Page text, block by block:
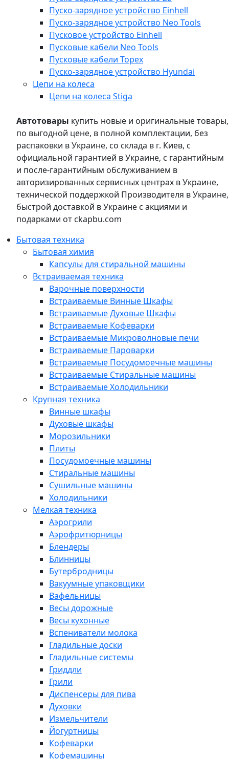
Пуско-зарядное устройство Einhell
Пуско-зарядное устройство Neo Tools
Пусковое устройство Einhell
Пусковые кабели Neo Tools
Пусковые кабели Topex
Пуско-зарядное устройство Hyundai
Цепи на колеса
Цепи на колеса Stiga
Автотовары купить новые и оригинальные товары,
по выгодной цене, в полной комплектации, без
распаковки в Украине, со склада в г. Киев, с
официальной гарантией в Украине, с гарантийным
и после-гарантийным обслуживанием в
авторизированных сервисных центрах в Украине,
технической поддержкой Производителя в Украине,
быстрой доставкой в Украине с акциями и
подарками от ckapbu.com
Бытовая техника
Бытовая химия
Капсулы для стиральной машины
Встраиваемая техника
Варочные поверхности
Встраиваемые Винные Шкафы
Встраиваемые Духовые Шкафы
Встраиваемые Кофеварки
Встраиваемые Микроволновые печи
Встраиваемые Пароварки
Встраиваемые Посудомоечные машины
Встраиваемые Стиральные машины
Встраиваемые Холодильники
Крупная техника
Винные шкафы
Духовые шкафы
Морозильники
Плиты
Посудомоечные машины
Стиральные машины
Сушильные машины
Холодильники
Мелкая техника
Аэрогрили
Аэрофритюрницы
Блендеры
Блинницы
Бутербродницы
Вакуумные упаковщики
Вафельницы
Весы дорожные
Весы кухонные
Вспениватели молока
Гладильные доски
Гладильные системы
Гриддли
Грили
Диспенсеры для пива
Духовки
Измельчители
Йогуртницы
Кофеварки
Кофемашины